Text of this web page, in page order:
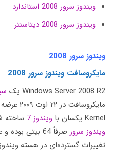
ویندوز سرور 2008 استاندارد
ویندوز سرور 2008 دیتاسنتر
ویندوز سرور 2008
مایکروسافت ویندوز سرور 2008
Windows Server 2008 R2 یک
Kernel یکسان با
ویندوز 7
ساخته
ویندوز سرور
صرفاً 64 بیتی
تغییرات گسترده‌ای در هسته